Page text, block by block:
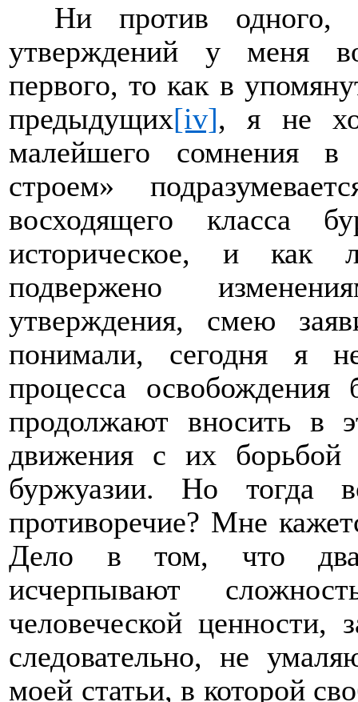
Ни против одного,
утверждений у меня
первого, то как в
предыдущих[iv], я не
малейшего сомнения
строем»
восходящего класса
историческое, и как
подвержено
утверждения, смею
понимали, сегодня я
процесса
продолжают вносить в
движения с их борьбой
буржуазии. Но тогда
противоречие? Мне
Дело в том, что два
исчерпывают
человеческой ценности,
следовательно, не
моей статьи, в которой